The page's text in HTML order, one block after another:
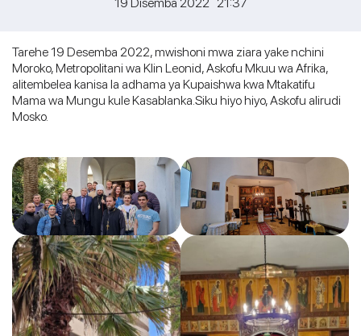
Tarehe 19 Desemba 2022, mwishoni mwa ziara yake nchini
Moroko, Metropolitani wa Klin Leonid, Askofu Mkuu wa Afrika,
alitembelea kanisa la adhama ya Kupaishwa kwa Mtakatifu
Mama wa Mungu kule Kasablanka.Siku hiyo hiyo, Askofu alirudi
Mosko.